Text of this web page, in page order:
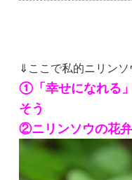
⇓ここで私的ニリン
①「幸せになれる
そう
②ニリンソウの花